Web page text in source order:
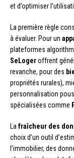
et d’optimiser
La première règle
à évaluer. Pour un
plateformes
SeLogeroffrent
revanche, pour des
propriétés rurales),
personnalisation
spécialisées comme
Lafraîcheur des
choix d’un outil
l’immobilier, des